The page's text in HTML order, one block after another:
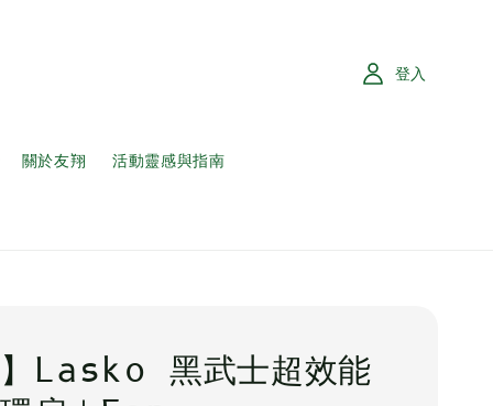
關於友翔 活動靈感與指南
登入
】Lasko 黑武士超效能